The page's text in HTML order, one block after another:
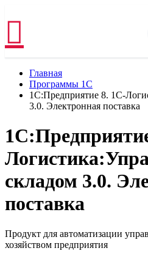
Главная
Программы 1С
1С:Предприятие 8. 1С-
3.0. Электронная поставка
складом 3.0.
поставка
Продукт для автоматизации
хозяйством предприятия